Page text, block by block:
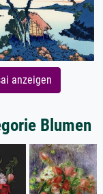
anzeigen
Blumen